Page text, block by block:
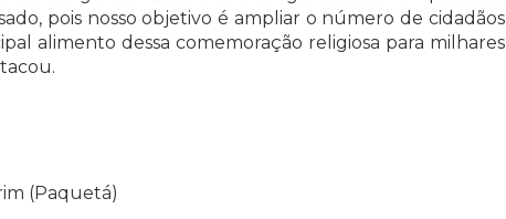
pois nosso objetivo é ampliar o número de cidadãos
alimento dessa comemoração religiosa para milhares
(Paquetá)